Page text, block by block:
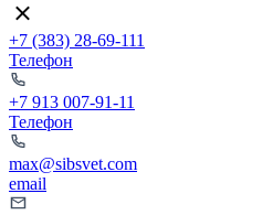
+7 (383) 28-69-111
Телефон
+7 913 007-91-11
Телефон
max@sibsvet.com
email